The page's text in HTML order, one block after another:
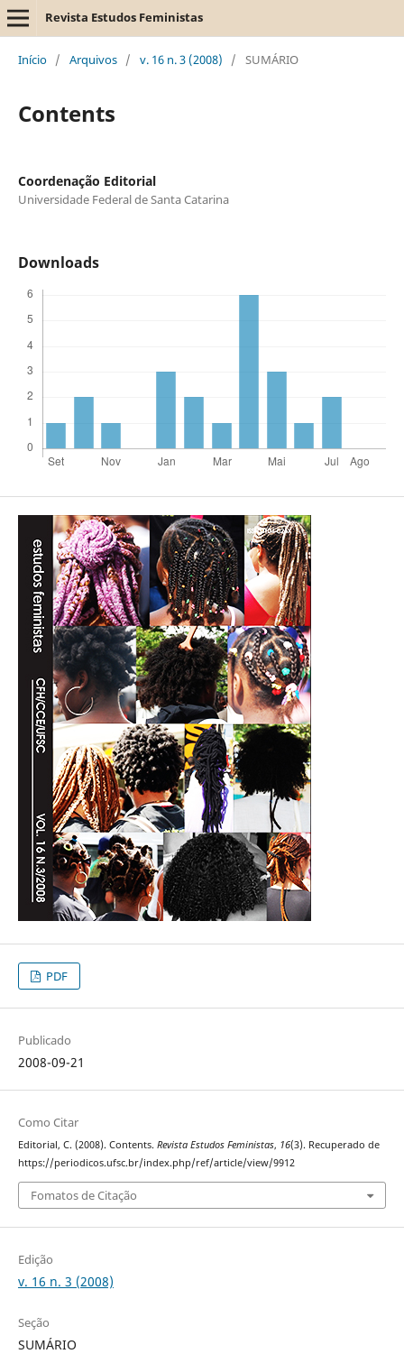
Revista Estudos Feministas
Início / Arquivos / v. 16 n. 3 (2008) / SUMÁRIO
Contents
Coordenação Editorial
Universidade Federal de Santa Catarina
Downloads
PDF
Publicado
2008-09-21
Como Citar
Editorial, C. (2008). Contents. Revista Estudos Feministas, 16(3). Recuperado de
https://periodicos.ufsc.br/index.php/ref/article/view/9912
Fomatos de Citação
Edição
v. 16 n. 3 (2008)
Seção
SUMÁRIO